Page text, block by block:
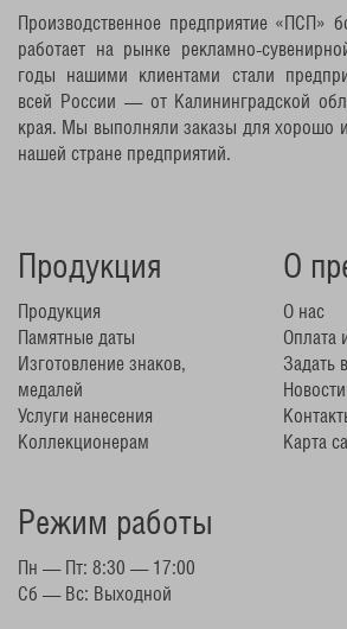
Производственное предприятие «ПСП»
работает на рынке рекламно-
годы нашими клиентами стали
всей России — от Калининградской
края. Мы выполняли заказы для хорошо
нашей стране предприятий.
Продукция
Продукция
Памятные даты
Изготовление знаков,
медалей
Услуги нанесения
Коллекционерам
О
О нас
Оплата
Задать
Новости
Карта
Режим работы
Пн — Пт: 8:30 — 17:00
Сб — Вс: Выходной